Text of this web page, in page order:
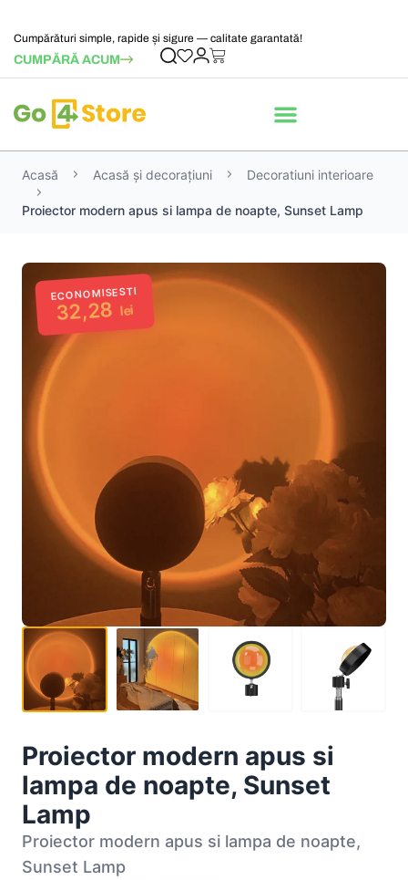
Cumpărături simple, rapide și sigure — calitate garantată!
CUMPĂRĂ ACUM
Acasă Acasă și decorațiuni Decoratiuni interioare
Proiector modern apus si lampa de noapte, Sunset Lamp
ECONOMISESTI
32,28 lei
Proiector modern apus si
lampa de noapte, Sunset
Lamp
Proiector modern apus si lampa de noapte,
Sunset Lamp